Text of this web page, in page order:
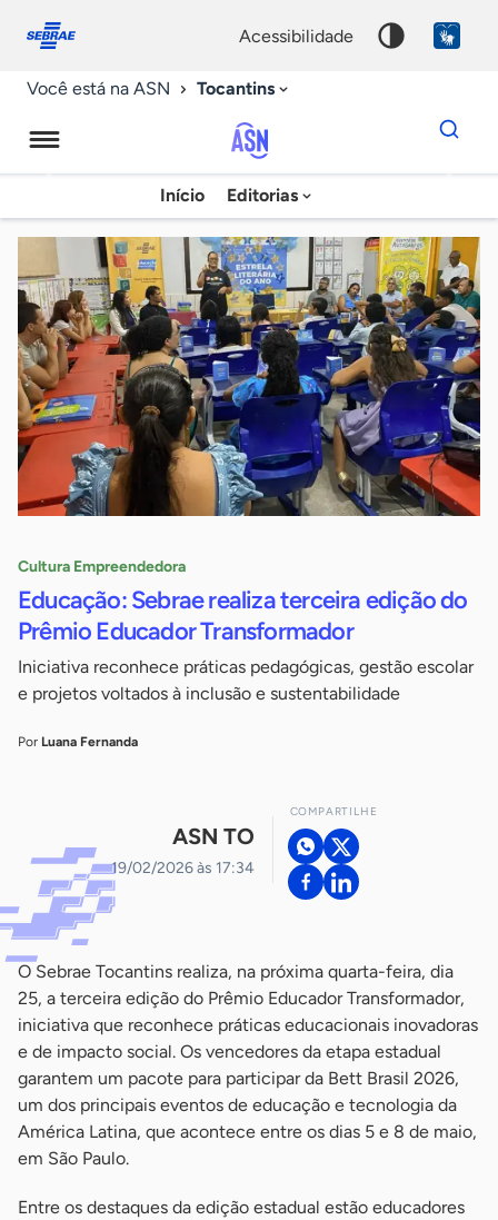
conosco
acessibilidade
Você está na ASN Tocantins
Agência
Sebrae
de
Notícias
Início Editorias
Dados
para
chave
Cultura Empreendedora
Educação: Sebrae realiza terceira edição do
Prêmio Educador Transformador
Iniciativa reconhece práticas pedagógicas, gestão escolar
e projetos voltados à inclusão e sustentabilidade
Por Luana Fernanda
ASN TO
19/02/2026 às 17:34
COMPARTILHE
O Sebrae Tocantins realiza, na próxima quarta-feira, dia
25, a terceira edição do Prêmio Educador Transformador,
iniciativa que reconhece práticas educacionais inovadoras
e de impacto social. Os vencedores da etapa estadual
garantem um pacote para participar da Bett Brasil 2026,
um dos principais eventos de educação e tecnologia da
América Latina, que acontece entre os dias 5 e 8 de maio,
em São Paulo.
Entre os destaques da edição estadual estão educadores